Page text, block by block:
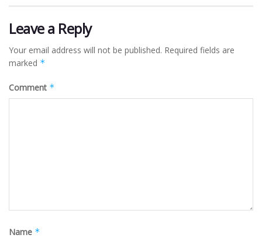
Leave a Reply
Your email address will not be published. Required fields are
marked *
Comment *
Name *